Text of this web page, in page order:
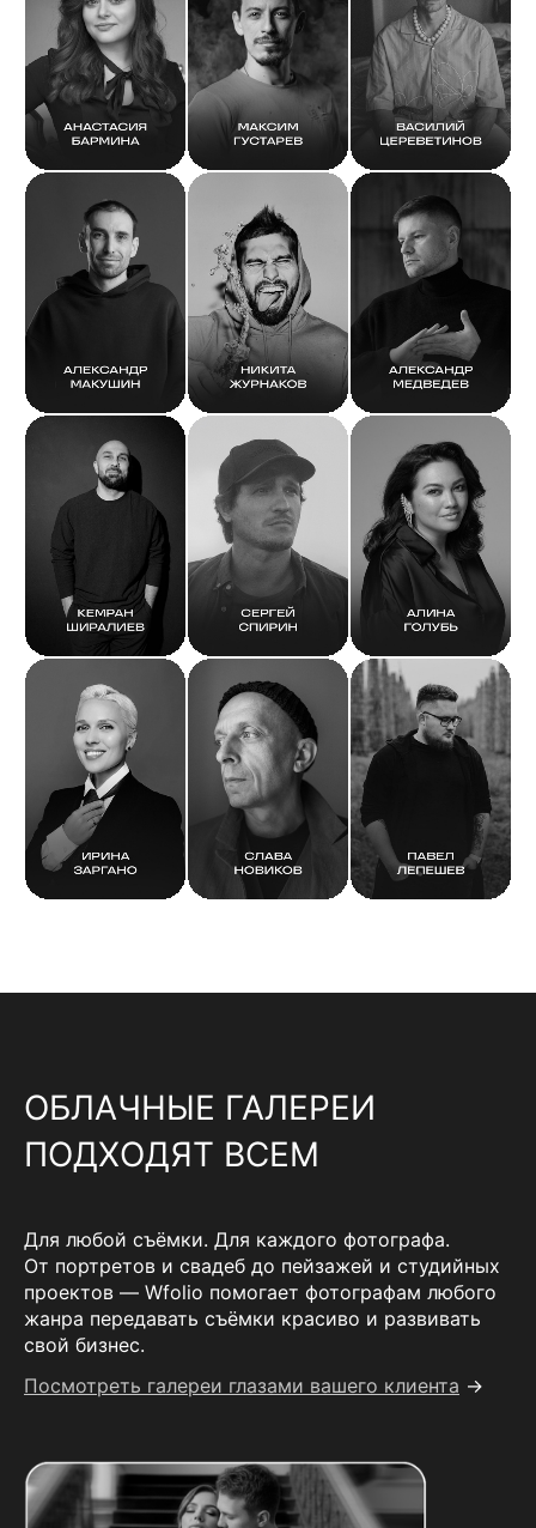
ОБЛАЧНЫЕ ГАЛЕРЕИ
ПОДХОДЯТ ВСЕМ
Для любой съёмки. Для каждого фотографа.
От портретов и свадеб до пейзажей и студийных
проектов — Wfolio помогает фотографам любого
жанра передавать съёмки красиво и развивать
свой бизнес.
Посмотреть галереи глазами вашего клиента →